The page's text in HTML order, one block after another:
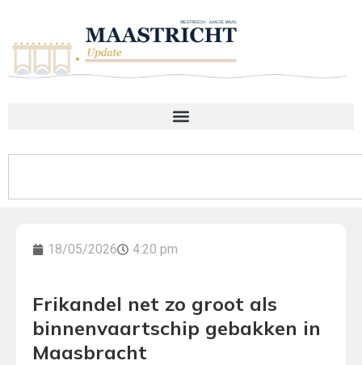
18/05/2026 4:20 pm
Frikandel net zo groot als
binnenvaartschip gebakken in
Maasbracht